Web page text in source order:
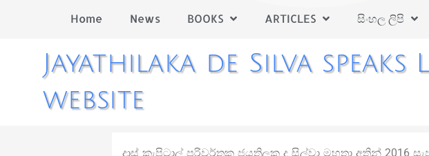
Home News BOOKS ARTICLES සිංහල ලිපි
Jayathilaka de Silva
website
දාස් කැපිටාල් පරිවර්තක ජයතිලක ද සිල්වා මහතා අතින් 2016